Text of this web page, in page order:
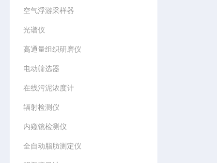
空气浮游采样器
光谱仪
高通量组织研磨仪
电动筛选器
在线污泥浓度计
辐射检测仪
内窥镜检测仪
全自动脂肪测定仪